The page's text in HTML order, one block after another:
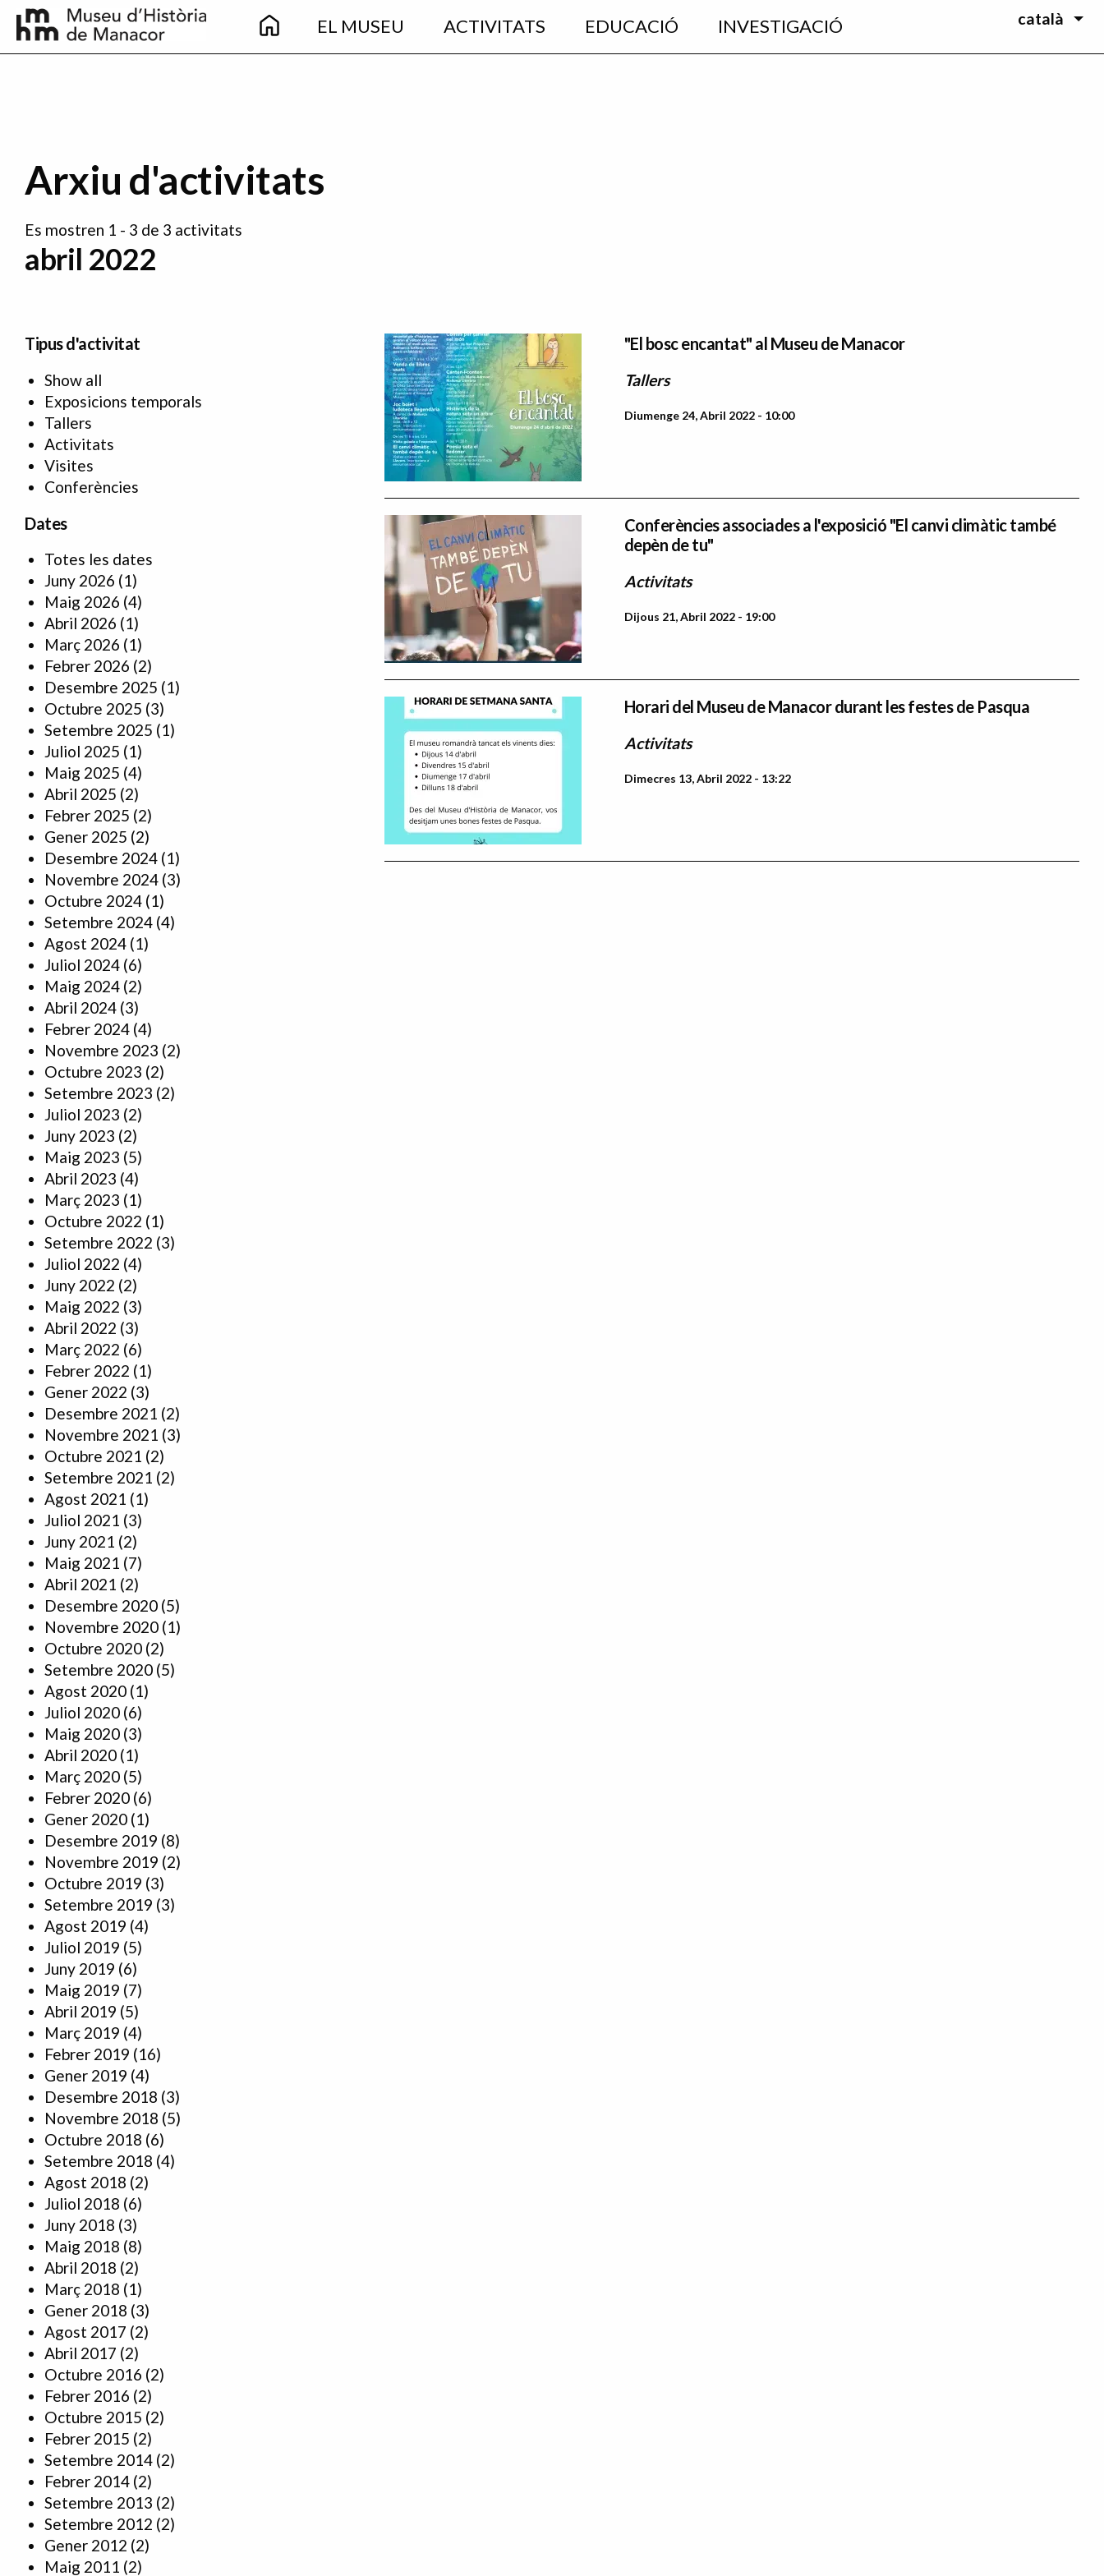
Vés al contingut
Main
navigation
EL MUSEU ACTIVITATS EDUCACIÓ INVESTIGACIÓ català
Arxiu d'activitats
Es mostren 1 - 3 de 3 activitats
abril 2022
Tipus d'activitat
Show all
Exposicions temporals
Tallers
Activitats
Visites
Conferències
Dates
Totes les dates
Juny 2026 (1)
Maig 2026 (4)
Abril 2026 (1)
Març 2026 (1)
Febrer 2026 (2)
Desembre 2025 (1)
Octubre 2025 (3)
Setembre 2025 (1)
Juliol 2025 (1)
Maig 2025 (4)
Abril 2025 (2)
Febrer 2025 (2)
Gener 2025 (2)
Desembre 2024 (1)
Novembre 2024 (3)
Octubre 2024 (1)
Setembre 2024 (4)
Agost 2024 (1)
Juliol 2024 (6)
Maig 2024 (2)
Abril 2024 (3)
Febrer 2024 (4)
Novembre 2023 (2)
Octubre 2023 (2)
Setembre 2023 (2)
Juliol 2023 (2)
Juny 2023 (2)
Maig 2023 (5)
Abril 2023 (4)
Març 2023 (1)
Octubre 2022 (1)
Setembre 2022 (3)
Juliol 2022 (4)
Juny 2022 (2)
Maig 2022 (3)
Abril 2022 (3)
Març 2022 (6)
Febrer 2022 (1)
Gener 2022 (3)
Desembre 2021 (2)
Novembre 2021 (3)
Octubre 2021 (2)
Setembre 2021 (2)
Agost 2021 (1)
Juliol 2021 (3)
Juny 2021 (2)
Maig 2021 (7)
Abril 2021 (2)
Desembre 2020 (5)
Novembre 2020 (1)
Octubre 2020 (2)
Setembre 2020 (5)
Agost 2020 (1)
Juliol 2020 (6)
Maig 2020 (3)
Abril 2020 (1)
Març 2020 (5)
Febrer 2020 (6)
Gener 2020 (1)
Desembre 2019 (8)
Novembre 2019 (2)
Octubre 2019 (3)
Setembre 2019 (3)
Agost 2019 (4)
Juliol 2019 (5)
Juny 2019 (6)
Maig 2019 (7)
Abril 2019 (5)
Març 2019 (4)
Febrer 2019 (16)
Gener 2019 (4)
Desembre 2018 (3)
Novembre 2018 (5)
Octubre 2018 (6)
Setembre 2018 (4)
Agost 2018 (2)
Juliol 2018 (6)
Juny 2018 (3)
Maig 2018 (8)
Abril 2018 (2)
Març 2018 (1)
Gener 2018 (3)
Agost 2017 (2)
Abril 2017 (2)
Octubre 2016 (2)
Febrer 2016 (2)
Octubre 2015 (2)
Febrer 2015 (2)
Setembre 2014 (2)
Febrer 2014 (2)
Setembre 2013 (2)
Setembre 2012 (2)
Gener 2012 (2)
Maig 2011 (2)
"El bosc encantat" al Museu de Manacor
Tallers
Diumenge 24, Abril 2022 - 10:00
Conferències associades a l'exposició "El canvi climàtic també
depèn de tu"
Activitats
Dijous 21, Abril 2022 - 19:00
Horari del Museu de Manacor durant les festes de Pasqua
Activitats
Dimecres 13, Abril 2022 - 13:22